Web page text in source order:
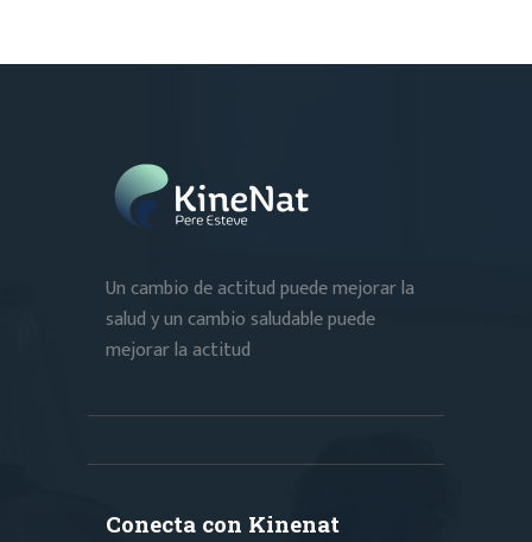
Un cambio de actitud puede mejorar la
salud y un cambio saludable puede
mejorar la actitud
Conecta con Kinenat